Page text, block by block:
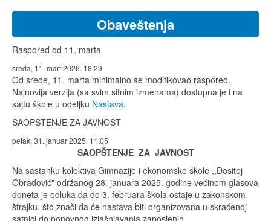
Obaveštenja
Raspored od 11. marta
sreda, 11. mart 2026. 18:29
Od srede, 11. marta minimalno se modifikovao raspored.
Najnovija verzija (sa svim sitnim izmenama) dostupna je i na
sajtu škole u odeljku Nastava.
SAOPŠTENJE ZA JAVNOST
petak, 31. januar 2025. 11:05
SAOPŠTENJE ZA JAVNOST
Na sastanku kolektiva Gimnazije i ekonomske škole ,,Dositej
Obradović" održanog 28. januara 2025. godine većinom glasova
doneta je odluka da do 3. februara škola ostaje u zakonskom
štrajku, što znači da će nastava biti organizovana u skraćenoj
satnici do ponovnog izjašnjavanja zaposlenih.